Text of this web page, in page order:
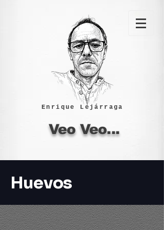
Enrique Lejárraga
Veo Veo...
Huevos